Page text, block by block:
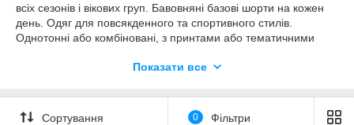
всіх сезонів і вікових груп. Бавовняні базові шорти на кожен
день. Одяг для повсякденного та спортивного стилів.
Однотонні або комбіновані, з принтами або тематичними
стовідсоткова бавовна. Легко комбінувати з літніми
українського виробника за гарною ціною.
Показати все
Сортування 0 Фільтри